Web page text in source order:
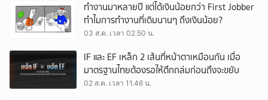
ทำงานมาหลายปี แต่ได้เงินน้อยกว่า First Jobber
ทำไมการทำงานที่เดิมนานๆ ถึงเงินน้อย?
03 ส.ค. เวลา 02.50 น.
IF และ EF เหล็ก 2 เส้นที่หน้าตาเหมือนกัน เมื่อ
มาตรฐานไทยต้องรอให้ตึกถล่มก่อนถึงจะขยับ
02 ส.ค. เวลา 11.46 น.